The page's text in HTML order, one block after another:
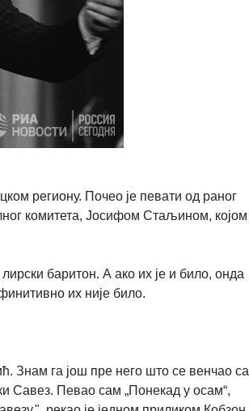
региону. Почео је певати од раног
комитета, Јосифом Стаљином, којом
баритон. А ако их је и било, онда
их није било.
Знам га још пре него што се венчао са
Савез. Певао сам „Понекад у осам“,